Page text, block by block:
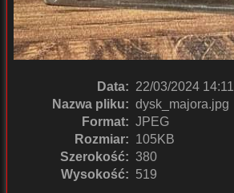
Data: 22/03/2024 14:11
Nazwa pliku: dysk_majora.jpg
Format: JPEG
Rozmiar: 105KB
Szerokość: 380
Wysokość: 519